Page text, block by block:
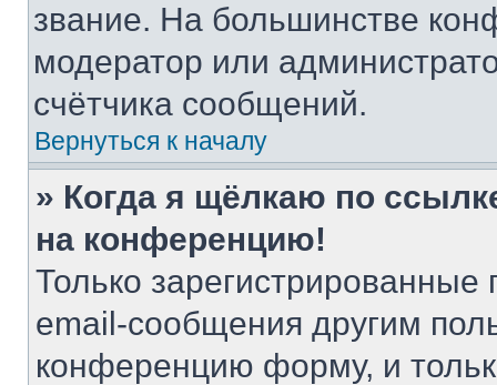
звание. На большинстве
модератор или
счётчика сообщений.
Вернуться к началу
» Когда я щёлкаю по
на конференцию!
Только зарегистрированные
email-сообщения другим
конференцию форму, и